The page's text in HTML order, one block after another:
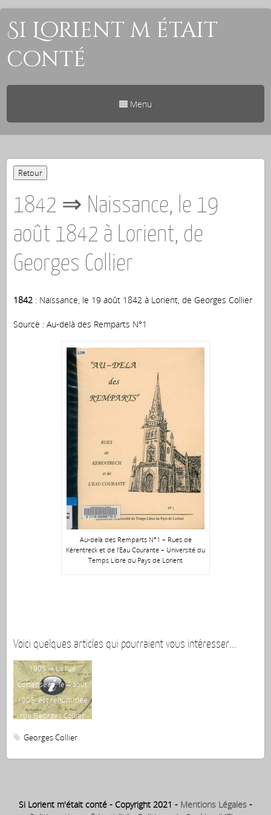
Si Lorient m était
conté
Menu
1842 ⇒ Naissance, le 19
août 1842 à Lorient, de
Georges Collier
1842: Naissance, le 19 août 1842 à Lorient, de Georges Collier
Source : Au-delà des Remparts N°1
Au-delà des Remparts N°1 – Rues de
Kérentreck et de l’Eau Courante – Université du
Temps Libre du Pays de Lorient
Voici quelques articles qui pourraient vous intéresser...
1905 ⇒ La rue
Cottenseau, le 4 août
1905, est renommée
rue Georges Collier
Georges Collier
Si Lorient m'était conté - Copyright 2021 - Mentions Légales -